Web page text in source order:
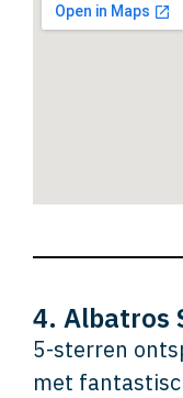
4. Albatros
5-sterren
met